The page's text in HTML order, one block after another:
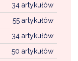
34 artykułów
55 artykułów
34 artykułów
50 artykułów